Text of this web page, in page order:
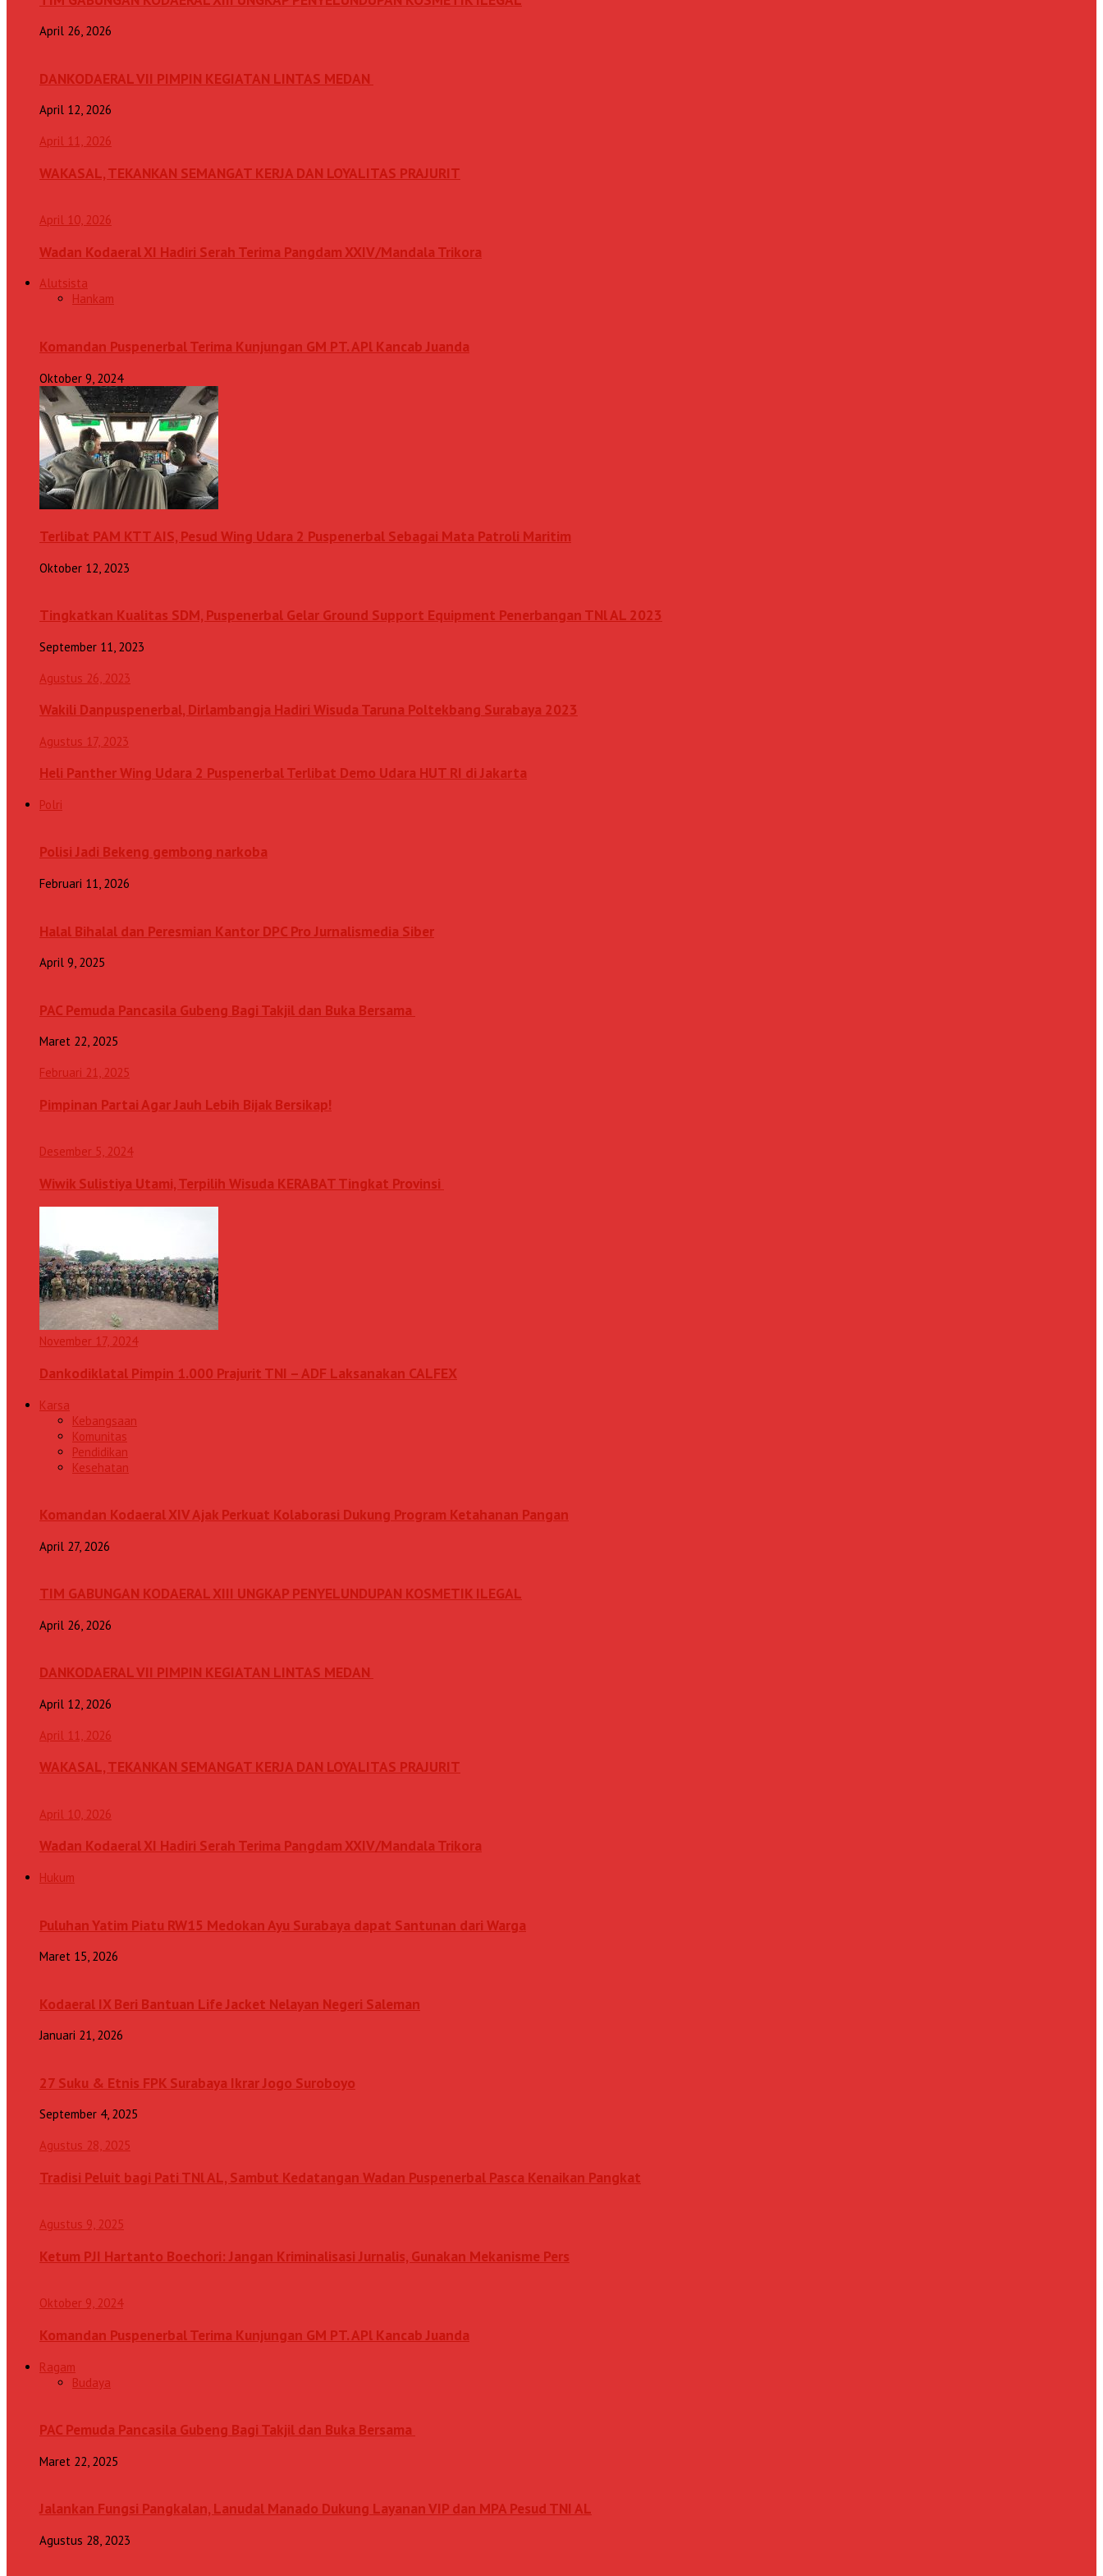
April 26, 2026
DANKODAERAL VII PIMPIN KEGIATAN LINTAS MEDAN
April 12, 2026
April 11, 2026
WAKASAL, TEKANKAN SEMANGAT KERJA DAN LOYALITAS PRAJURIT
April 10, 2026
Wadan Kodaeral XI Hadiri Serah Terima Pangdam XXIV/Mandala Trikora
Alutsista
Hankam
Komandan Puspenerbal Terima Kunjungan GM PT. APl Kancab Juanda
Oktober 9, 2024
Terlibat PAM KTT AIS, Pesud Wing Udara 2 Puspenerbal Sebagai Mata Patroli Maritim
Oktober 12, 2023
Tingkatkan Kualitas SDM, Puspenerbal Gelar Ground Support Equipment Penerbangan TNl AL 2023
September 11, 2023
Agustus 26, 2023
Wakili Danpuspenerbal, Dirlambangja Hadiri Wisuda Taruna Poltekbang Surabaya 2023
Agustus 17, 2023
Heli Panther Wing Udara 2 Puspenerbal Terlibat Demo Udara HUT RI di Jakarta
Polri
Polisi Jadi Bekeng gembong narkoba
Februari 11, 2026
Halal Bihalal dan Peresmian Kantor DPC Pro Jurnalismedia Siber
April 9, 2025
PAC Pemuda Pancasila Gubeng Bagi Takjil dan Buka Bersama
Maret 22, 2025
Februari 21, 2025
Pimpinan Partai Agar Jauh Lebih Bijak Bersikap!
Desember 5, 2024
Wiwik Sulistiya Utami, Terpilih Wisuda KERABAT Tingkat Provinsi
November 17, 2024
Dankodiklatal Pimpin 1.000 Prajurit TNI – ADF Laksanakan CALFEX
Karsa
Kebangsaan
Komunitas
Pendidikan
Kesehatan
Komandan Kodaeral XIV Ajak Perkuat Kolaborasi Dukung Program Ketahanan Pangan
April 27, 2026
TIM GABUNGAN KODAERAL XIII UNGKAP PENYELUNDUPAN KOSMETIK ILEGAL
April 26, 2026
DANKODAERAL VII PIMPIN KEGIATAN LINTAS MEDAN
April 12, 2026
April 11, 2026
WAKASAL, TEKANKAN SEMANGAT KERJA DAN LOYALITAS PRAJURIT
April 10, 2026
Wadan Kodaeral XI Hadiri Serah Terima Pangdam XXIV/Mandala Trikora
Hukum
Puluhan Yatim Piatu RW15 Medokan Ayu Surabaya dapat Santunan dari Warga
Maret 15, 2026
Kodaeral IX Beri Bantuan Life Jacket Nelayan Negeri Saleman
Januari 21, 2026
27 Suku & Etnis FPK Surabaya Ikrar Jogo Suroboyo
September 4, 2025
Agustus 28, 2025
Tradisi Peluit bagi Pati TNl AL, Sambut Kedatangan Wadan Puspenerbal Pasca Kenaikan Pangkat
Agustus 9, 2025
Ketum PJI Hartanto Boechori: Jangan Kriminalisasi Jurnalis, Gunakan Mekanisme Pers
Oktober 9, 2024
Komandan Puspenerbal Terima Kunjungan GM PT. APl Kancab Juanda
Ragam
Budaya
PAC Pemuda Pancasila Gubeng Bagi Takjil dan Buka Bersama
Maret 22, 2025
Jalankan Fungsi Pangkalan, Lanudal Manado Dukung Layanan VIP dan MPA Pesud TNI AL
Agustus 28, 2023